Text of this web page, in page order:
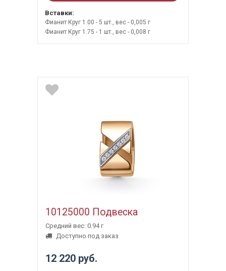
Вставки:
Фианит Круг 1.00 - 5 шт., вес - 0,005 г
Фианит Круг 1.75 - 1 шт., вес - 0,008 г
10125000 Подвеска
Средний вес: 0.94 г
Доступно под заказ
12 220 руб.